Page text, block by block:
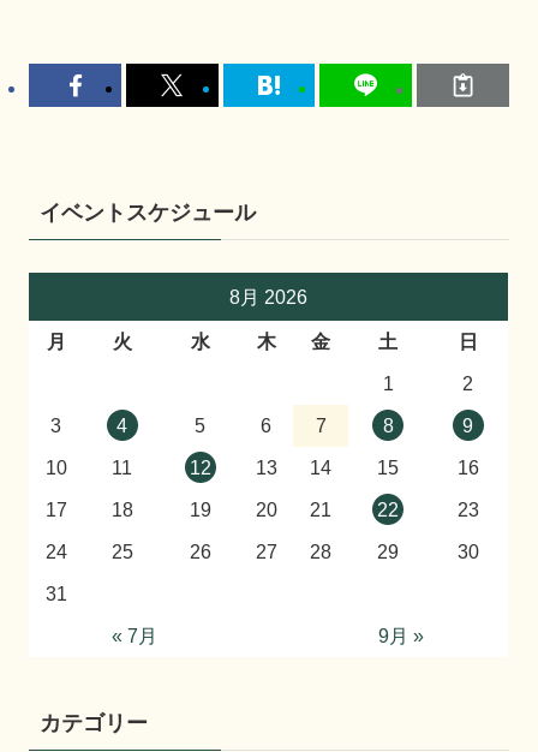
イベントスケジュール
8月 2026
月 火 水 木 金 土
日
1
2
3
4 5 6 7 8
9
10
11 12 13 14 15
16
17
18 19 20 21 22
23
24
25 26 27 28 29
30
31
« 7月
9月 »
カテゴリー